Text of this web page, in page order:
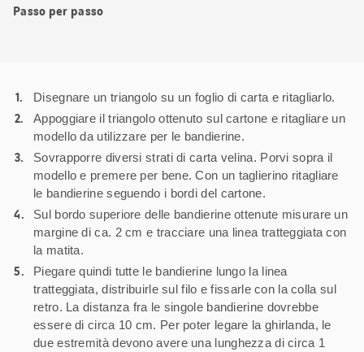
Passo per passo
Disegnare un triangolo su un foglio di carta e ritagliarlo.
Appoggiare il triangolo ottenuto sul cartone e ritagliare un
modello da utilizzare per le bandierine.
Sovrapporre diversi strati di carta velina. Porvi sopra il
modello e premere per bene. Con un taglierino ritagliare
le bandierine seguendo i bordi del cartone.
Sul bordo superiore delle bandierine ottenute misurare un
margine di ca. 2 cm e tracciare una linea tratteggiata con
la matita.
Piegare quindi tutte le bandierine lungo la linea
tratteggiata, distribuirle sul filo e fissarle con la colla sul
retro. La distanza fra le singole bandierine dovrebbe
essere di circa 10 cm. Per poter legare la ghirlanda, le
due estremità devono avere una lunghezza di circa 1